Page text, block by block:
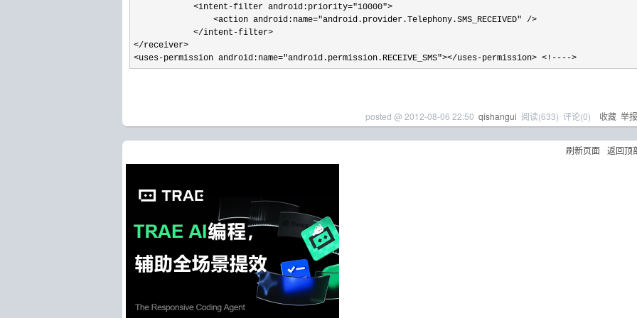
            <intent-filter android:priority="10000">
                <action android:name="android.provider.Telephony.SMS_RECEIVED" />
            </intent-filter>
</receiver>
<uses-permission android:name="android.permission.RECEIVE_SMS"></uses-permission> <!---->
posted @2012-08-06 22:50 qishangui 阅读(633) 评论(0) 收藏 举报
刷新页面 返回顶